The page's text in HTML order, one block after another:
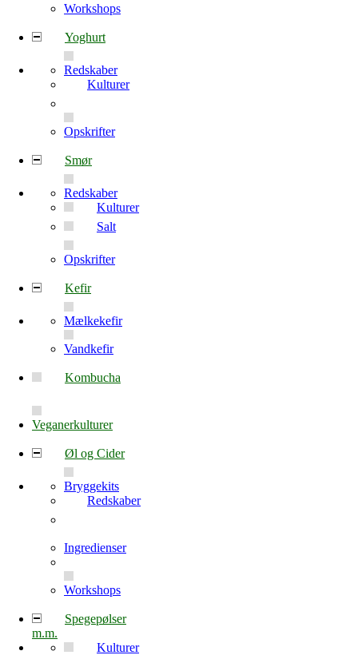
Workshops
Yoghurt
Redskaber
Kulturer
Opskrifter
Smør
Redskaber
Kulturer
Salt
Opskrifter
Kefir
Mælkekefir
Vandkefir
Kombucha
Veganerkulturer
Øl og Cider
Bryggekits
Redskaber
Ingredienser
Workshops
Spegepølser
m.m.
Kulturer